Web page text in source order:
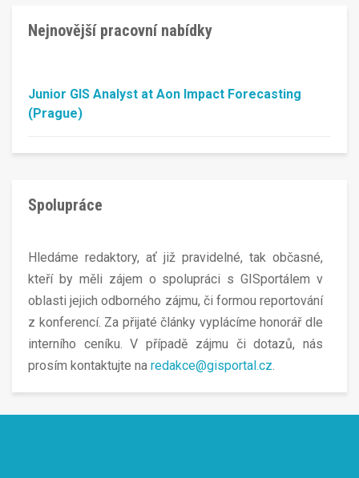
Nejnovější pracovní nabídky
Junior GIS Analyst at Aon Impact Forecasting
(Prague)
Spolupráce
Hledáme redaktory, ať již pravidelné, tak občasné,
kteří by měli zájem o spolupráci s GISportálem v
oblasti jejich odborného zájmu, či formou reportování
z konferencí. Za přijaté články vyplácíme honorář dle
interního ceníku. V případě zájmu či dotazů, nás
prosím kontaktujte na redakce@gisportal.cz